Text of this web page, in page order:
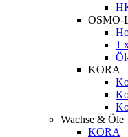
OSMO-
1
KORA
Wachse & Öle
KORA